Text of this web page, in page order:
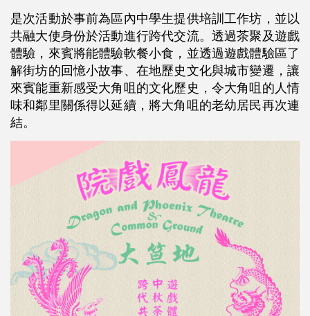
是次活動於事前為區內中學生提供培訓工作坊，並以
共融大使身份於活動進行跨代交流。透過茶聚及遊戲
體驗，來賓將能體驗軟餐小食，並透過遊戲體驗區了
解街坊的回憶小故事、在地歷史文化與城市變遷，讓
來賓能重新感受大⻆咀的文化歷史，令大⻆咀的人情
味和鄰里關係得以延續，將大⻆咀的老幼居民再次連
結。